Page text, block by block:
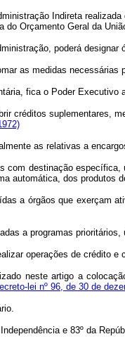
Indireta
Orçamento Geral da
poderá
as medidas
fica o Poder
créditos suplementares,
as relativas a
com destinação
automática, dos
a órgãos que exerçam
a programas
operações de crédito
neste artigo a
lei nº 96, de 30 de
e 83º da